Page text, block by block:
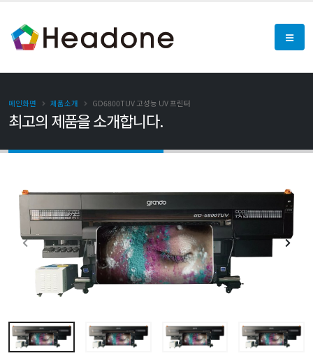
최고의 제품을 소개합니다.
메인화면 제품소개 GD6800TUV 고성능 UV 프린터